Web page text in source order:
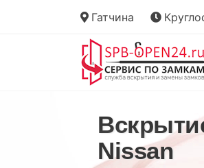
Гатчина
Nissan